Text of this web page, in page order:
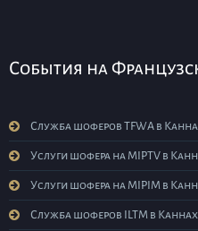
События на
Служба шоферов TFWA в
Услуги шофера на MIPTV в
Услуги шофера на MIPIM в
Служба шоферов ILTM в Каннах